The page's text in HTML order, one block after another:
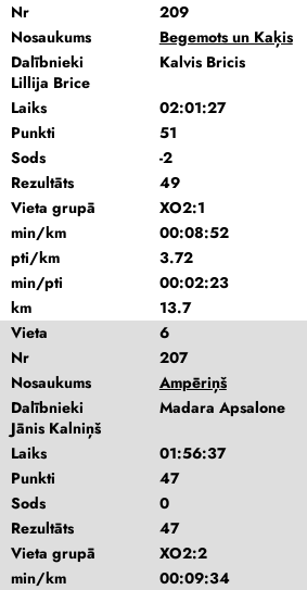
Nr
209
Nosaukums
Begemots un Kaķis
Dalībnieki
Kalvis Bricis
Lillija Brice
Laiks
02:01:27
Punkti
51
Sods
-2
Rezultāts
49
Vieta grupā
XO2:1
min/km
00:08:52
pti/km
3.72
min/pti
00:02:23
km
13.7
Vieta
6
Nr
207
Nosaukums
Ampēriņš
Dalībnieki
Madara Apsalone
Jānis Kalniņš
Laiks
01:56:37
Punkti
47
Sods
0
Rezultāts
47
Vieta grupā
XO2:2
min/km
00:09:34